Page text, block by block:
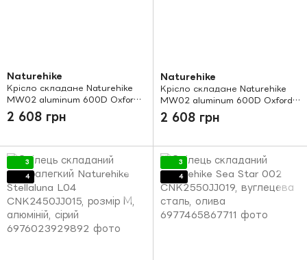
Naturehike
Крісло складане Naturehike
MW02 aluminum 600D Oxford
S 620х520х430 мм NH19Y002-
D бежевий
2 608 грн
Naturehike
Крісло складане Naturehike
MW02 aluminum 600D Oxford S
620х520х430 мм NH19Y002-D
чорний
2 608 грн
3
4
3
4